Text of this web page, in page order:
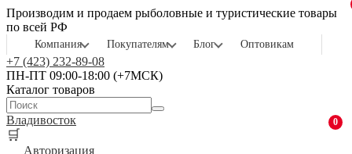
Производим и продаем рыболовные и туристические товары
по всей РФ
Компания Покупателям Блог Оптовикам
+7 (423) 232-89-08
ПН-ПТ 09:00-18:00 (+7МСК)
Каталог товаров
Владивосток
🛒
0
Авторизация